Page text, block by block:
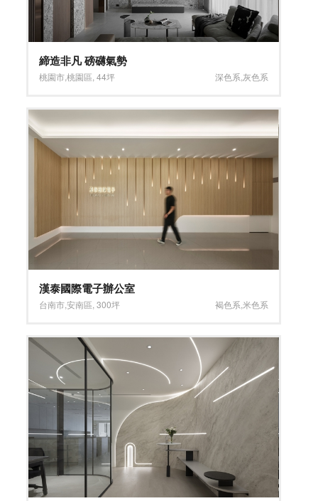
締造非凡 磅礴氣勢
桃園市,桃園區 ,44坪 深色系 灰色系
漢泰國際電子辦公室
台南市,安南區 ,300坪 褐色系 米色系